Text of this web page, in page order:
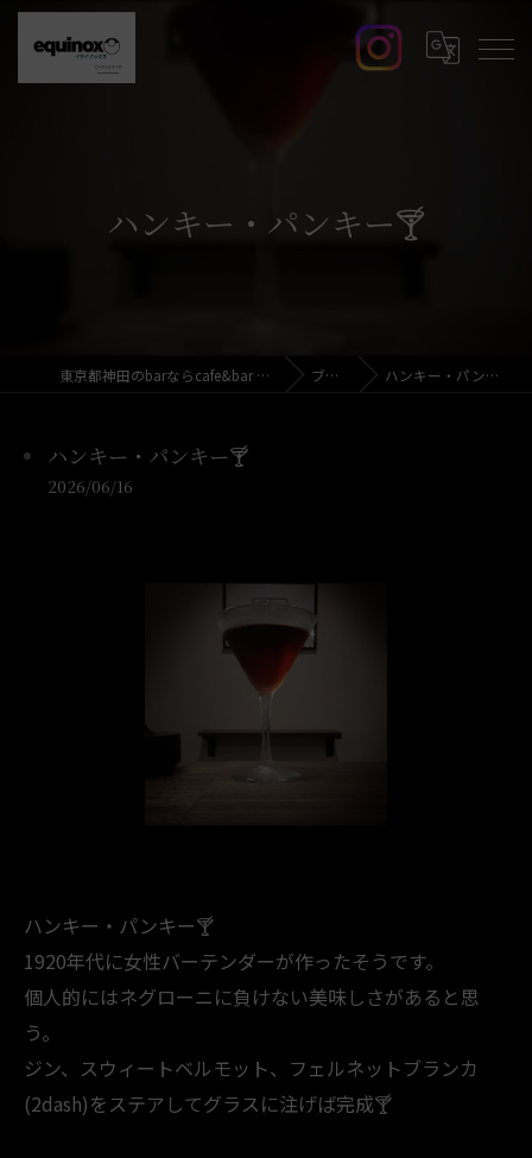
ハンキー・パンキー🍸️
東京都神田のbarならcafe&bar equinox ブログ ハンキー・パンキー🍸️
ハンキー・パンキー🍸️
2026/06/16
ハンキー・パンキー🍸️
1920年代に女性バーテンダーが作ったそうです。
個人的にはネグローニに負けない美味しさがあると思
う。
ジン、スウィートベルモット、フェルネットブランカ
(2dash)をステアしてグラスに注げば完成🍸️